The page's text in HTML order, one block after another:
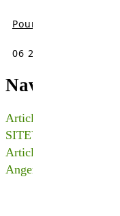
Pour un conseil
06 20 06 57 19
Navigation de
Article Précédent
SITEVI
Article Suivant
Angers !